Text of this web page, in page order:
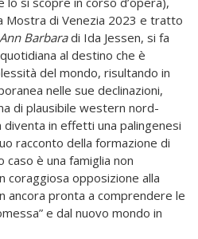
Mostra di Venezia 2023 e tratto
Barbaradi Ida Jessen, si fa
al destino che è
del mondo, risultando in
nelle sue declinazioni,
di plausibile western nord-
in effetti una palingenesi
racconto della formazione di
caso è una famiglia non
coraggiosa opposizione alla
ancora pronta a comprendere le
e dal nuovo mondo in